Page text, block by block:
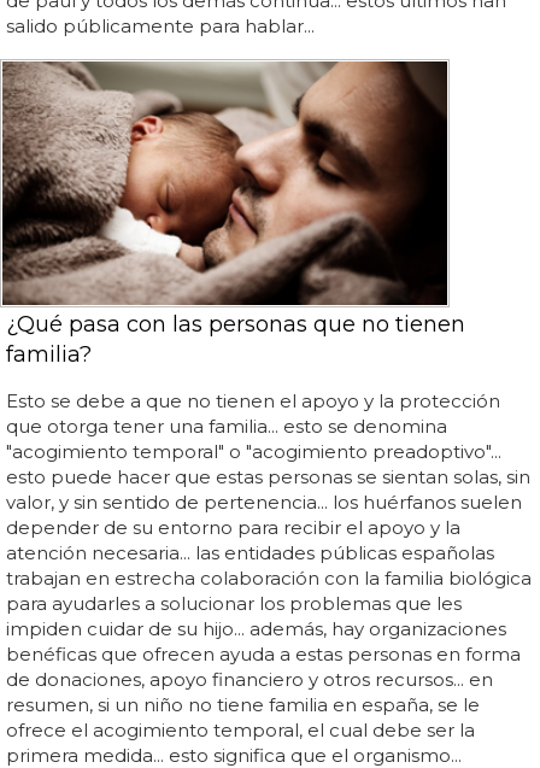
salido públicamente para hablar...
¿Qué pasa con las personas que no tienen
familia?
Esto se debe a que no tienen el apoyo y la protección
que otorga tener una familia... esto se denomina
"acogimiento temporal" o "acogimiento preadoptivo"...
esto puede hacer que estas personas se sientan solas, sin
valor, y sin sentido de pertenencia... los huérfanos suelen
depender de su entorno para recibir el apoyo y la
atención necesaria... las entidades públicas españolas
trabajan en estrecha colaboración con la familia biológica
para ayudarles a solucionar los problemas que les
impiden cuidar de su hijo... además, hay organizaciones
benéficas que ofrecen ayuda a estas personas en forma
de donaciones, apoyo financiero y otros recursos... en
resumen, si un niño no tiene familia en españa, se le
ofrece el acogimiento temporal, el cual debe ser la
primera medida... esto significa que el organismo...